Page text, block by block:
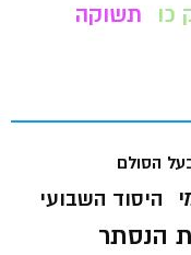
כו
תשוקה
הסולם
היסוד השבועי
הנסתר